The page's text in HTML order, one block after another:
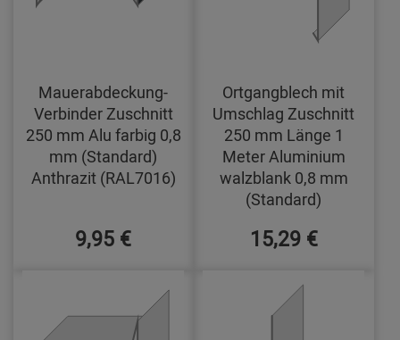
Mauerabdeckung-
Verbinder Zuschnitt
250 mm Alu farbig 0,8
mm (Standard)
Anthrazit (RAL7016)
9,95 €
Ortgangblech mit
Umschlag Zuschnitt
250 mm Länge 1
Meter Aluminium
walzblank 0,8 mm
(Standard)
15,29 €